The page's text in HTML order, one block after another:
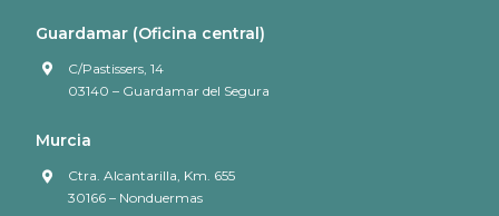
Guardamar (Oficina central)
C/Pastissers, 14
03140 – Guardamar del Segura
Murcia
Ctra. Alcantarilla, Km. 655
30166 – Nonduermas